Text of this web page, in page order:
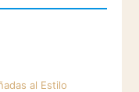
al Estilo